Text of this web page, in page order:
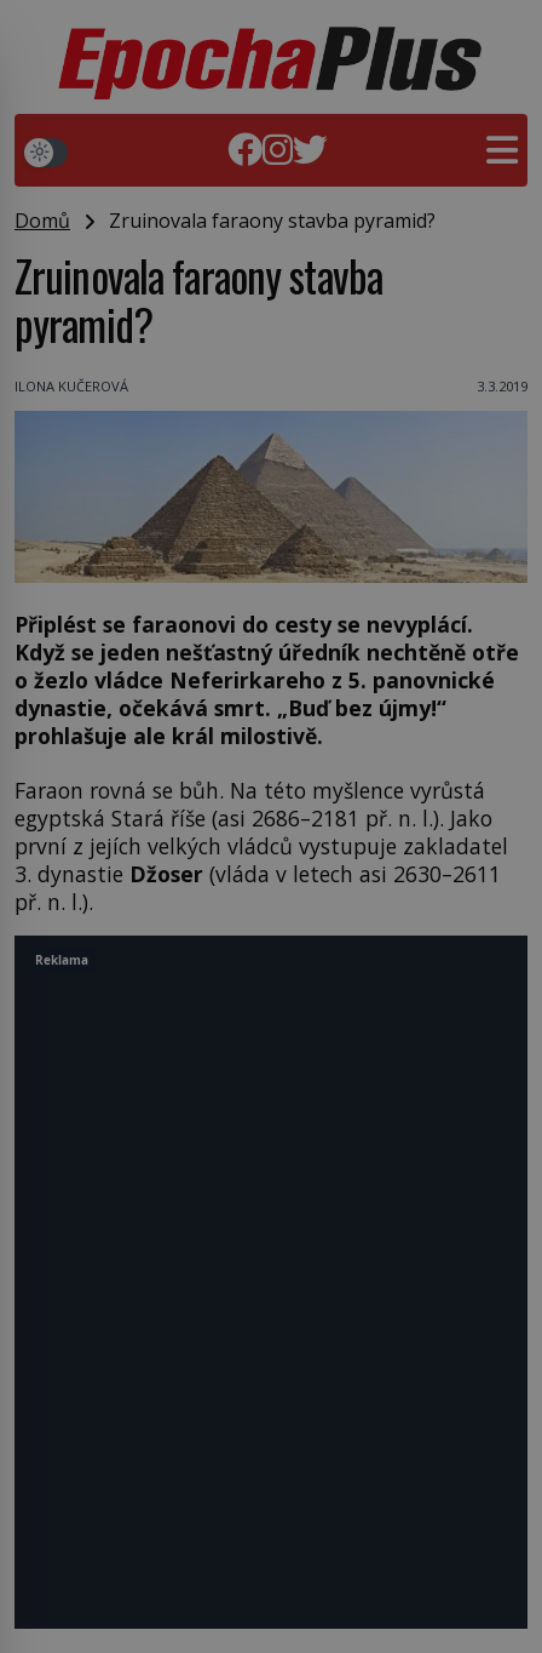
Domů Zruinovala faraony stavba pyramid?
Zruinovala faraony stavba
pyramid?
ILONA KUČEROVÁ 3.3.2019
Připlést se faraonovi do cesty se nevyplácí.
Když se jeden nešťastný úředník nechtěně otře
o žezlo vládce Neferirkareho z 5. panovnické
dynastie, očekává smrt. „Buď bez újmy!“
prohlašuje ale král milostivě.
Faraon rovná se bůh. Na této myšlence vyrůstá
egyptská Stará říše (asi 2686–2181 př. n. l.). Jako
první z jejích velkých vládců vystupuje zakladatel
3. dynastie Džoser (vláda v letech asi 2630–2611
př. n. l.).
Reklama